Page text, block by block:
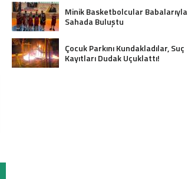
Minik Basketbolcular Babalarıyla
Sahada Buluştu
Çocuk Parkını Kundakladılar, Suç
Kayıtları Dudak Uçuklattı!